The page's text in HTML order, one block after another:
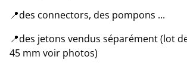
📍des connectors, des pompons ...
📍des jetons vendus séparément (lot
45 mm voir photos)